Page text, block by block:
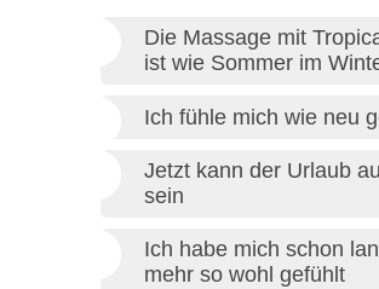
Die Massage mit
ist wie Sommer im
Ich fühle mich wie neu
Jetzt kann der Urlaub
sein
Ich habe mich schon
mehr so wohl gefühlt